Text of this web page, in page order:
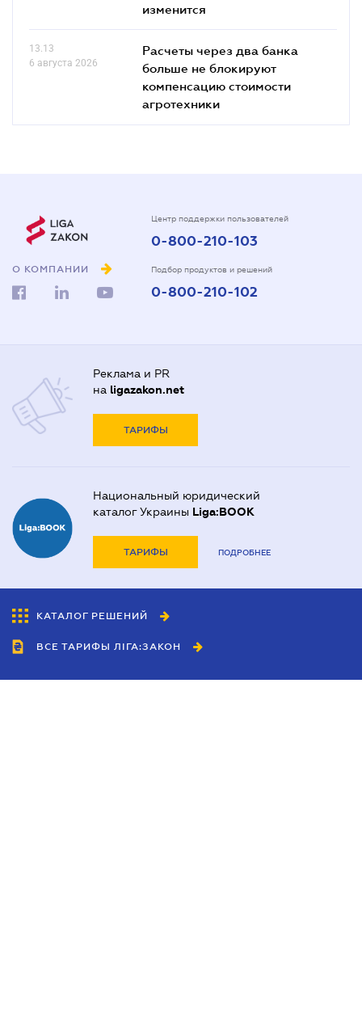
изменится
13.13
6 августа 2026
Расчеты через два банка
больше не блокируют
компенсацию стоимости
агротехники
О КОМПАНИИ
Центр поддержки пользователей
0-800-210-103
Подбор продуктов и решений
0-800-210-102
Реклама и PR
на ligazakon.net
ТАРИФЫ
Национальный юридический
каталог Украины Liga:BOOK
ТАРИФЫ ПОДРОБНЕЕ
КАТАЛОГ РЕШЕНИЙ
ВСЕ ТАРИФЫ ЛІГА:ЗАКОН